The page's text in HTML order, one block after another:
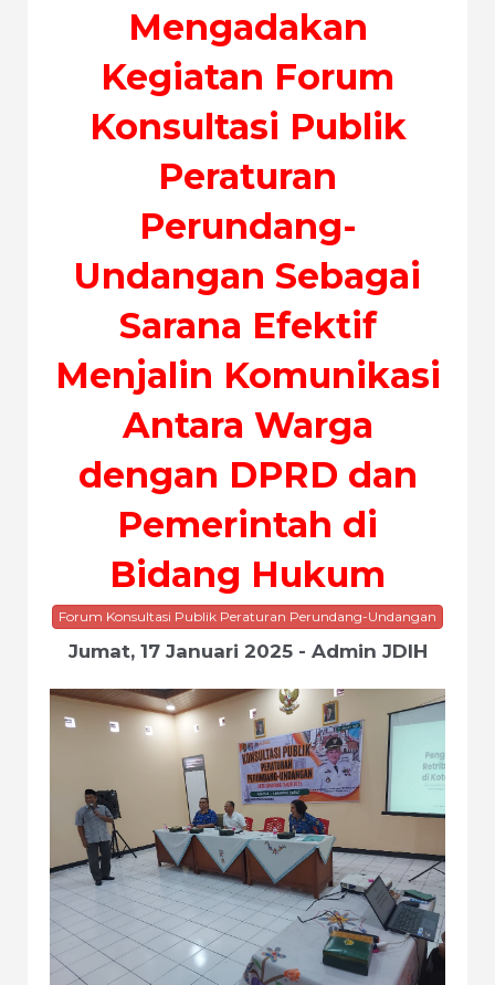
Mengadakan
Kegiatan Forum
Konsultasi Publik
Peraturan
Perundang-
Undangan Sebagai
Sarana Efektif
Menjalin Komunikasi
Antara Warga
dengan DPRD dan
Pemerintah di
Bidang Hukum
Forum Konsultasi Publik Peraturan Perundang-Undangan
Jumat, 17 Januari 2025 - Admin JDIH